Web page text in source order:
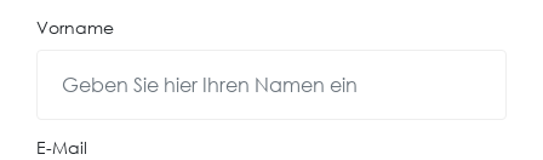
Vorname
E-Mail